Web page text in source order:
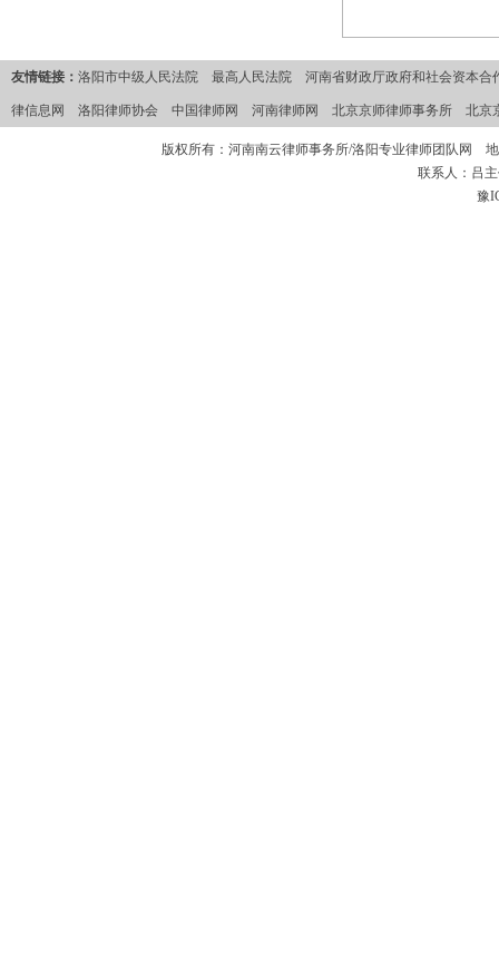
友情链接： 洛阳市中级人民法院 最高人民法院 河南省财政厅政府和社会资本合
律信息网 洛阳律师协会 中国律师网 河南律师网 北京京师律师事务所 北京
版权所有：河南南云律师事务所/洛阳专业律师团队网
联系人：吕
豫